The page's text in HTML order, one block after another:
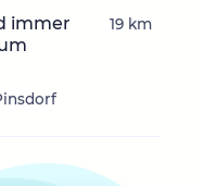
immer
19 km